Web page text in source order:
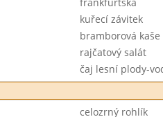
kuřecí závitek
bramborová
rajčatový salát
čaj lesní plody-
celozrný rohlík